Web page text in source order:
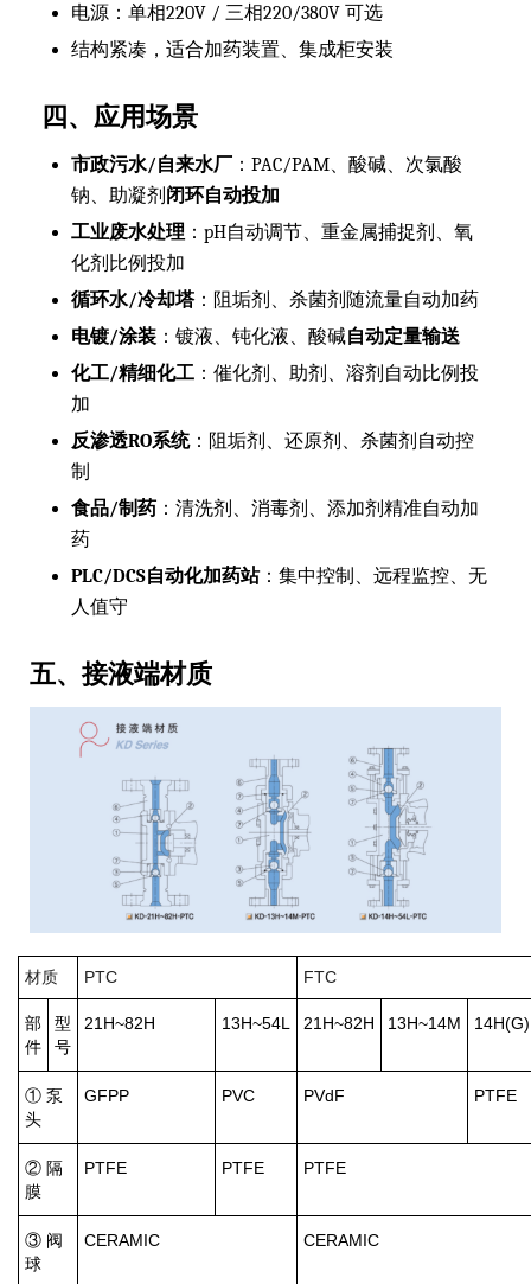
电源：单相220V / 三相220/380V 可选
结构紧凑，适合加药装置、集成柜安装
四、应用场景
市政污水/自来水厂 ：PAC/PAM、酸碱、次氯酸
钠、助凝剂 闭环自动投加
工业废水处理 ：pH自动调节、重金属捕捉剂、氧
化剂比例投加
循环水/冷却塔：阻垢剂、杀菌剂随流量自动加药
电镀/涂装 ：镀液、钝化液、酸碱自动定量输送
化工/精细化工 ：催化剂、助剂、溶剂自动比例投
加
反渗透RO系统：阻垢剂、还原剂、杀菌剂自动控
制
食品/制药 ：清洗剂、消毒剂、添加剂精准自动加
药
PLC/DCS自动化加药站：集中控制、远程监控、无
人值守
五、接液端材质
材质 PTC FTC
部
件
型
号
21H~82H 13H~54L 21H~82H 13H~14M
① 泵
头
GFPP PVC PVdF PTFE
② 隔
膜
PTFE PTFE PTFE
③ 阀
球
CERAMIC CERAMIC